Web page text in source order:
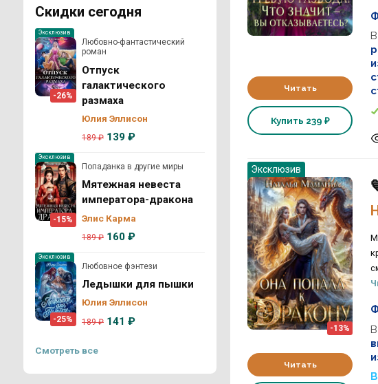
Скидки сегодня
Эксклюзив
-26%
Любовно-фантастический
роман
Отпуск
галактического
размаха
Юлия Эллисон
189 ₽ 139 ₽
Эксклюзив
-15%
Попаданка в другие миры
Мятежная невеста
императора-дракона
Элис Карма
189 ₽ 160 ₽
Эксклюзив
-25%
Любовное фэнтези
Ледышки для пышки
Юлия Эллисон
189 ₽ 141 ₽
Смотреть все
Читать
Купить 239 ₽
Эксклюзив
-13%
Читать